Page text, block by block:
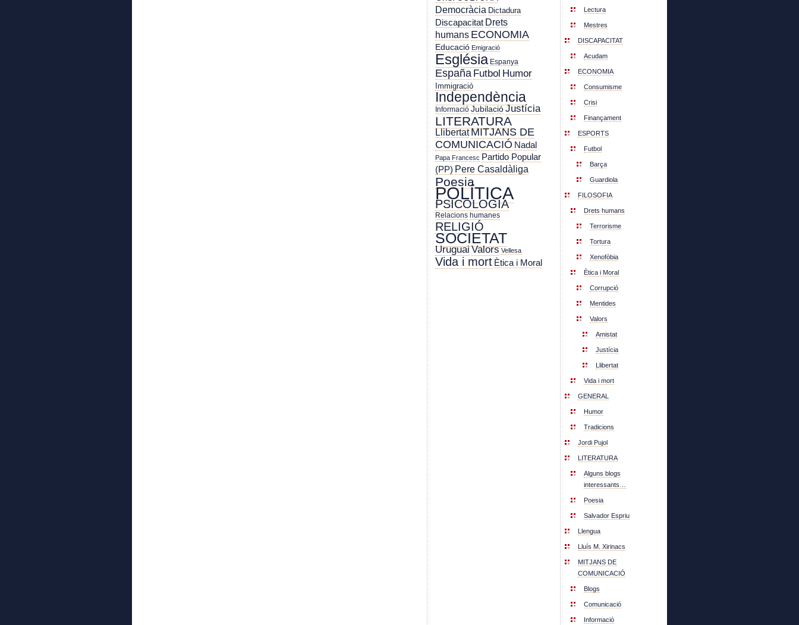
Democràcia Dictadura
Discapacitat Drets
humans ECONOMIA
Educació Emigració
Església Espanya
España Futbol Humor
Immigració
Independència
Informació JubilacióJustícia
LITERATURA
LlibertatMITJANS DE
COMUNICACIÓ Nadal
Papa Francesc Partido Popular
(PP) Pere Casaldàliga
Poesia
POLÍTICA
PSICOLOGIA
Relacions humanes
RELIGIÓ
SOCIETAT
Uruguai Valors Vellesa
Vida i mort Ètica i Moral
Lectura
Mestres
DISCAPACITAT
Acudam
ECONOMIA
Consumisme
Crisi
Finançament
ESPORTS
Futbol
Barça
Guardiola
FILOSOFIA
Drets humans
Terrorisme
Tortura
Xenofòbia
Ètica i Moral
Corrupció
Mentides
Valors
Amistat
Justícia
Llibertat
Vida i mort
GENERAL
Humor
Tradicions
Jordi Pujol
LITERATURA
Alguns blogs
interessants…
Poesia
Salvador Espriu
Llengua
Lluís M. Xirinacs
MITJANS DE
COMUNICACIÓ
Blogs
Comunicació
Informació